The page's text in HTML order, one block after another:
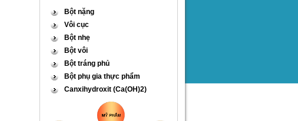
Bột nặng
Vôi cục
Bột nhẹ
Bột vôi
Bột tráng phủ
Bột phụ gia thực phẩm
Canxihydroxit (Ca(OH)2)